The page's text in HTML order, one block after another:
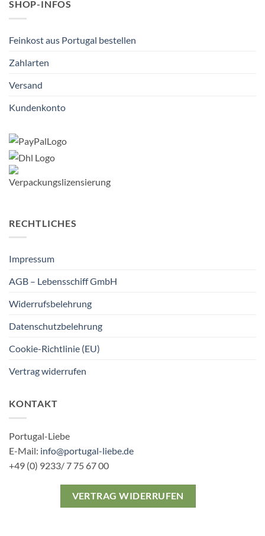
SHOP-INFOS
Feinkost aus Portugal bestellen
Zahlarten
Versand
Kundenkonto
RECHTLICHES
Impressum
AGB – Lebensschiff GmbH
Widerrufsbelehrung
Datenschutzbelehrung
Cookie-Richtlinie (EU)
Vertrag widerrufen
KONTAKT
Portugal-Liebe
E-Mail: info@portugal-liebe.de
+49 (0) 9233/ 7 75 67 00
VERTRAG WIDERRUFEN